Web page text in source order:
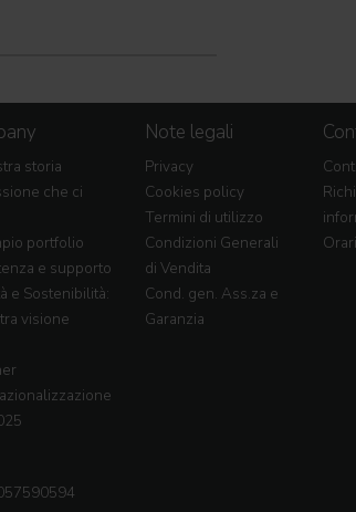
storia
che ci
portfolio
e supporto
e Sostenibilità:
visione
Note legali
Privacy
Cookies policy
Termini di utilizzo
Condizioni Generali
di Vendita
Cond. gen. Ass.za e
Garanzia